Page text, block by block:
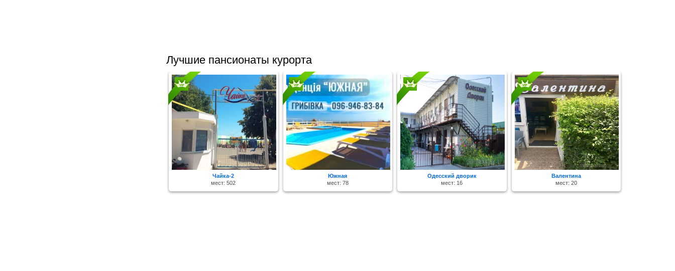
Лучшие пансионаты курорта
Чайка-2
мест: 502
Южная
мест: 78
Одесский дворик
мест: 16
Валентина
мест: 20